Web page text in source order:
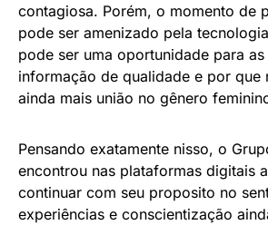
contagiosa. Porém, o momento de
pode ser amenizado pela
pode ser uma oportunidade para
informação de qualidade e por que
ainda mais união no gênero
Pensando exatamente nisso, o
encontrou nas plataformas digitais
continuar com seu proposito no
experiências e conscientização